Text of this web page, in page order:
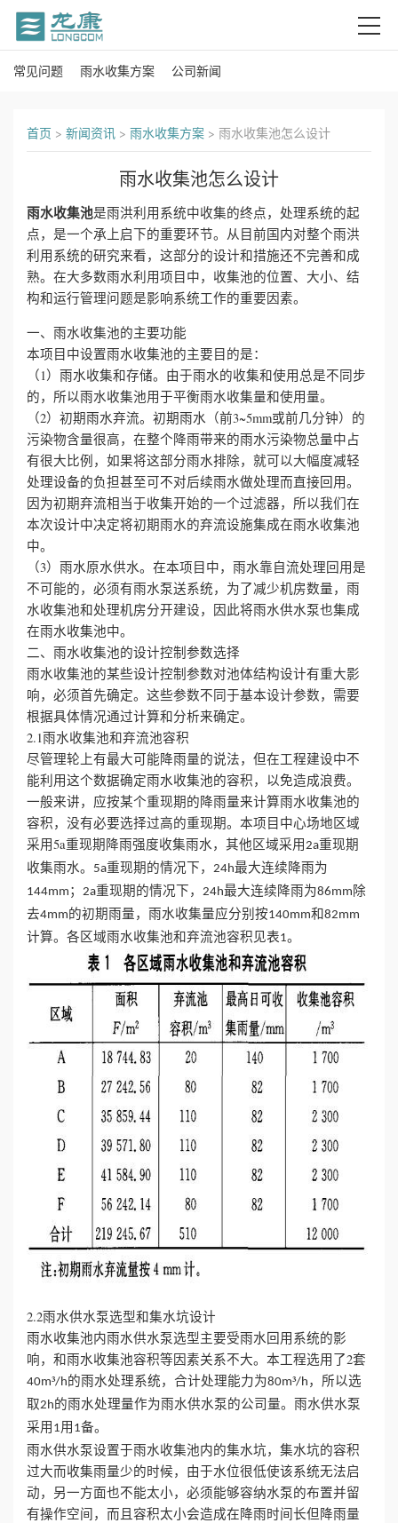
首
关
们
品
心
例
新
闻
资
质
常见问题 雨水收集方案 公司新闻
首页 > 新闻资讯 > 雨水收集方案 > 雨水收集池怎么设计
雨水收集池怎么设计
雨水收集池是雨洪利用系统中收集的终点，处理系统的起
点，是一个承上启下的重要环节。从目前国内对整个雨洪
利用系统的研究来看，这部分的设计和措施还不完善和成
熟。在大多数雨水利用项目中，收集池的位置、大小、结
构和运行管理问题是影响系统工作的重要因素。
一、雨水收集池的主要功能
本项目中设置雨水收集池的主要目的是：
（1）雨水收集和存储。由于雨水的收集和使用总是不同步
的，所以雨水收集池用于平衡雨水收集量和使用量。
（2）初期雨水弃流。初期雨水（前3~5mm或前几分钟）的
污染物含量很高，在整个降雨带来的雨水污染物总量中占
有很大比例，如果将这部分雨水排除，就可以大幅度减轻
处理设备的负担甚至可不对后续雨水做处理而直接回用。
因为初期弃流相当于收集开始的一个过滤器，所以我们在
本次设计中决定将初期雨水的弃流设施集成在雨水收集池
中。
（3）雨水原水供水。在本项目中，雨水靠自流处理回用是
不可能的，必须有雨水泵送系统，为了减少机房数量，雨
水收集池和处理机房分开建设，因此将雨水供水泵也集成
在雨水收集池中。
二、雨水收集池的设计控制参数选择
雨水收集池的某些设计控制参数对池体结构设计有重大影
响，必须首先确定。这些参数不同于基本设计参数，需要
根据具体情况通过计算和分析来确定。
2.1雨水收集池和弃流池容积
尽管理轮上有最大可能降雨量的说法，但在工程建设中不
能利用这个数据确定雨水收集池的容积，以免造成浪费。
一般来讲，应按某个重现期的降雨量来计算雨水收集池的
容积，没有必要选择过高的重现期。本项目中心场地区域
采用5a重现期降雨强度收集雨水，其他区域采用2a重现期
收集雨水。
5a重现期的情况下， 24h最大连续降雨为
144mm ； 2a重现期的情况下， 24h最大连续降雨为86mm除
去4mm的初期雨量，雨水收集量应分别按140mm和82mm
计算。各区域雨水收集池和弃流池容积见表1。
2.2雨水供水泵选型和集水坑设计
雨水收集池内雨水供水泵选型主要受雨水回用系统的影
响，和雨水收集池容积等因素关系不大。本工程选用了2套
40m³/h的雨水处理系统，合计处理能力为80m³/h ，所以选
取2h的雨水处理量作为雨水供水泵的公司量。雨水供水泵
采用 1用 1备。
雨水供水泵设置于雨水收集池内的集水坑，集水坑的容积
过大而收集雨量少的时候，由于水位很低使该系统无法启
动，另一方面也不能太小，必须能够容纳水泵的布置并留
有操作空间，而且容积太小会造成在降雨时间长但降雨量